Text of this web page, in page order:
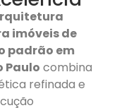
imóveis de
padrão em
Paulo combina
refinada e